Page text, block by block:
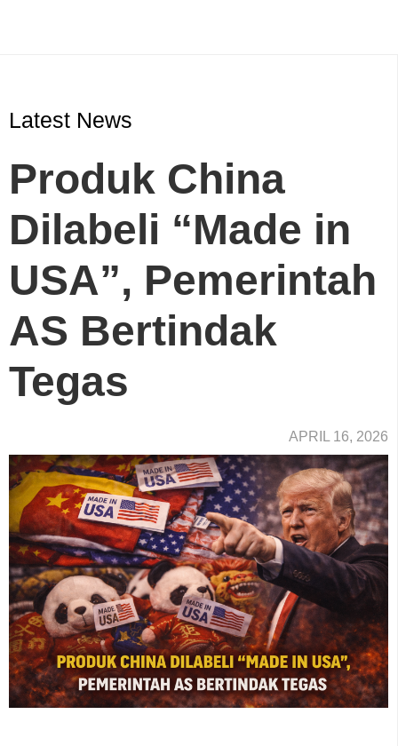
Latest News
Produk China
Dilabeli “Made in
USA”, Pemerintah
AS Bertindak
Tegas
APRIL 16, 2026